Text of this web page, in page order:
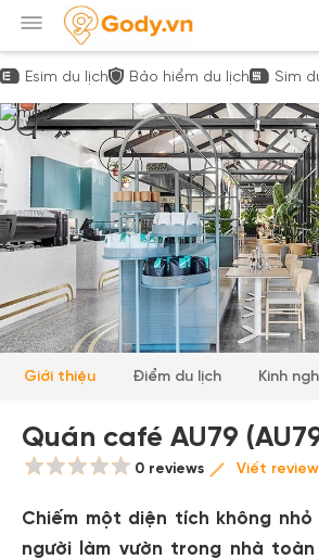
Esim du lịch Bảo hiểm du lịch Sim
Giới thiệu Điểm du lịch Kinh
Quán café AU79
0 reviews Viết review
Chiếm một diện tích không
người làm vườn trong nhà toàn